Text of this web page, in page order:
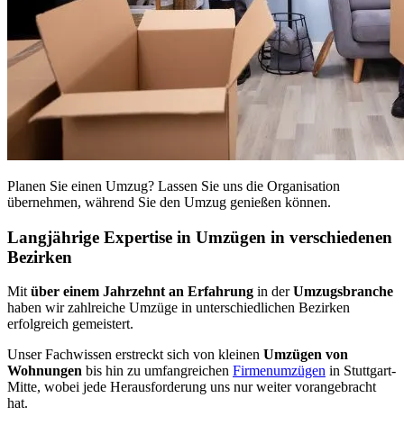
Planen Sie einen Umzug? Lassen Sie uns die Organisation
übernehmen, während Sie den Umzug genießen können.
Langjährige Expertise in Umzügen in verschiedenen
Bezirken
Mit über einem Jahrzehnt an Erfahrung in derUmzugsbranche
haben wir zahlreiche Umzüge in unterschiedlichen Bezirken
erfolgreich gemeistert.
Unser Fachwissen erstreckt sich von kleinen Umzügen von
Wohnungen bis hin zu umfangreichen Firmenumzügen in Stuttgart-
Mitte, wobei jede Herausforderung uns nur weiter vorangebracht
hat.